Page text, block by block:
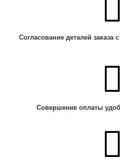
Согласование деталей заказа
Совершение оплаты